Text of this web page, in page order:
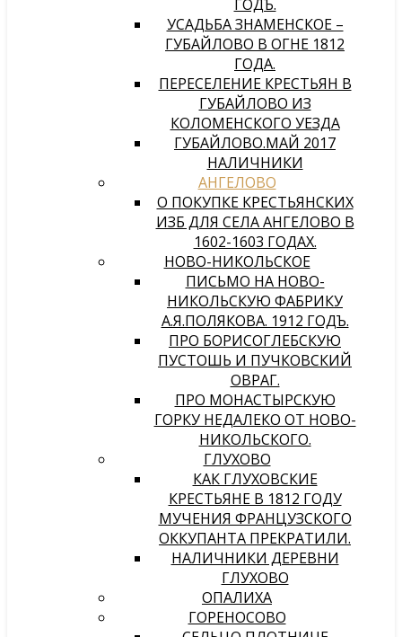
ГОДЪ.
УСАДЬБА ЗНАМЕНСКОЕ –
ГУБАЙЛОВО В ОГНЕ 1812
ГОДА.
ПЕРЕСЕЛЕНИЕ КРЕСТЬЯН В
ГУБАЙЛОВО ИЗ
КОЛОМЕНСКОГО УЕЗДА
ГУБАЙЛОВО.МАЙ 2017
НАЛИЧНИКИ
АНГЕЛОВО
О ПОКУПКЕ КРЕСТЬЯНСКИХ
ИЗБ ДЛЯ СЕЛА АНГЕЛОВО В
1602-1603 ГОДАХ.
НОВО-НИКОЛЬСКОЕ
ПИСЬМО НА НОВО-
НИКОЛЬСКУЮ ФАБРИКУ
А.Я.ПОЛЯКОВА. 1912 ГОДЪ.
ПРО БОРИСОГЛЕБСКУЮ
ПУСТОШЬ И ПУЧКОВСКИЙ
ОВРАГ.
ПРО МОНАСТЫРСКУЮ
ГОРКУ НЕДАЛЕКО ОТ НОВО-
НИКОЛЬСКОГО.
ГЛУХОВО
КАК ГЛУХОВСКИЕ
КРЕСТЬЯНЕ В 1812 ГОДУ
МУЧЕНИЯ ФРАНЦУЗСКОГО
ОККУПАНТА ПРЕКРАТИЛИ.
НАЛИЧНИКИ ДЕРЕВНИ
ГЛУХОВО
ОПАЛИХА
ГОРЕНОСОВО